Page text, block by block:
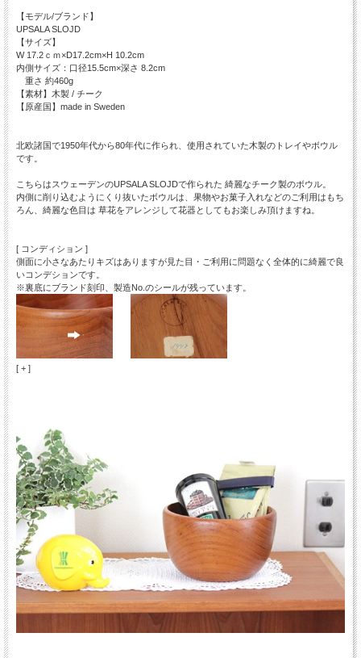
【モデル/ブランド】
UPSALA SLOJD
【サイズ】
W 17.2ｃｍ×D17.2cm×H 10.2cm
内側サイズ：口径15.5cm×深さ 8.2cm
重さ 約460g
【素材】木製 / チーク
【原産国】made in Sweden
北欧諸国で1950年代から80年代に作られ、使用されていた木製のトレイやボウル
です。
こちらはスウェーデンのUPSALA SLOJDで作られた 綺麗なチーク製のボウル。
内側に削り込むようにくり抜いたボウルは、果物やお菓子入れなどのご利用はもち
ろん、綺麗な色目は 草花をアレンジして花器としてもお楽しみ頂けますね。
[ コンディション ]
側面に小さなあたりキズはありますが見た目・ご利用に問題なく全体的に綺麗で良
いコンデションです。
※裏底にブランド刻印、製造No.のシールが残っています。
[ + ]